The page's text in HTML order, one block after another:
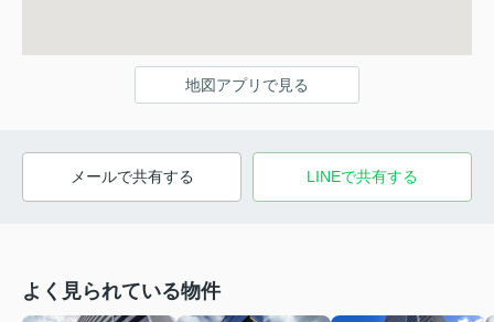
地図アプリで見る
メールで共有する LINEで共有する
よく見られている物件